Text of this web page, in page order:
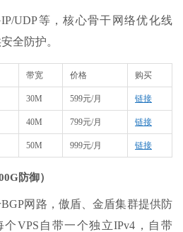
UDP等，核心骨干网络优化线
全防护。
带宽 价格 购买
30M 599元/月 链接
40M 799元/月 链接
50M 999元/月 链接
防御）
网路，傲盾、金盾集群提供防
VPS自带一个独立IPv4，自带